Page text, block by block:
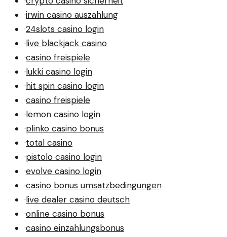
·irwin casino auszahlung
·24slots casino login
·live blackjack casino
·casino freispiele
·lukki casino login
·hit spin casino login
·casino freispiele
·lemon casino login
·plinko casino bonus
·total casino
·pistolo casino login
·evolve casino login
·casino bonus umsatzbedingungen
·live dealer casino deutsch
·online casino bonus
·casino einzahlungsbonus